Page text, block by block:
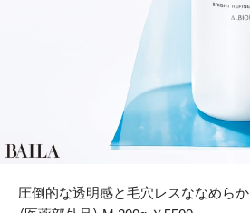
圧倒的な透明感と毛穴レスななめらか